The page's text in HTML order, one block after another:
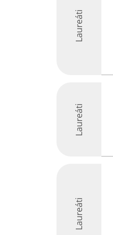
Laureáti
Laureáti
Laureáti